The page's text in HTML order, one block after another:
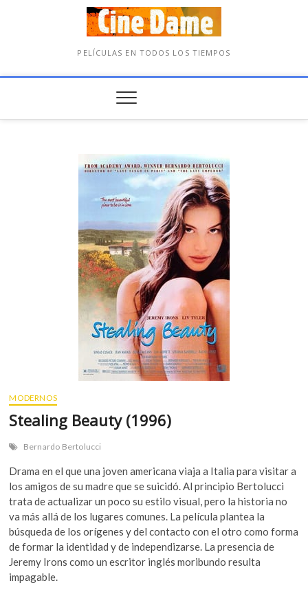
PELÍCULAS EN TODOS LOS TIEMPOS
MODERNOS
Stealing Beauty (1996)
Bernardo Bertolucci
Drama en el que una joven americana viaja a Italia para visitar a
los amigos de su madre que se suicidó. Al principio Bertolucci
trata de actualizar un poco su estilo visual, pero la historia no
va más allá de los lugares comunes. La película plantea la
búsqueda de los orígenes y del contacto con el otro como forma
de formar la identidad y de independizarse. La presencia de
Jeremy Irons como un escritor inglés moribundo resulta
impagable.